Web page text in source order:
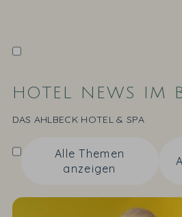
HOTEL NEWS IM
DAS AHLBECK HOTEL & SPA
Alle Themen
anzeigen